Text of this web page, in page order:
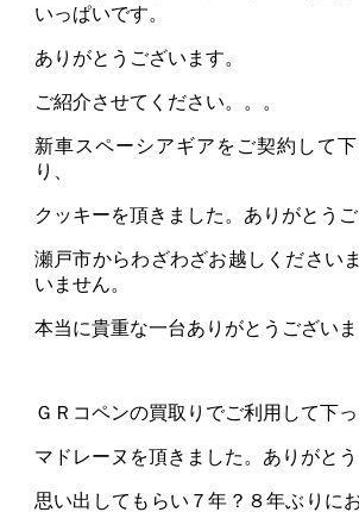
いっぱいです。
ありがとうございます。
ご紹介させてください。。。
新車スペーシアギアをご契約して
り、
クッキーを頂きました。ありがとうご
瀬戸市からわざわざお越しください
いません。
本当に貴重な一台ありがとうございま
ＧＲコペンの買取りでご利用して下っ
マドレーヌを頂きました。ありがとう
思い出してもらい７年？８年ぶりに